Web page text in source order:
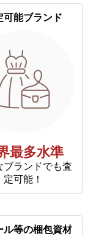
可能ブランド
最多水準
ブランドでも査
定可能！
ル等の梱包資材